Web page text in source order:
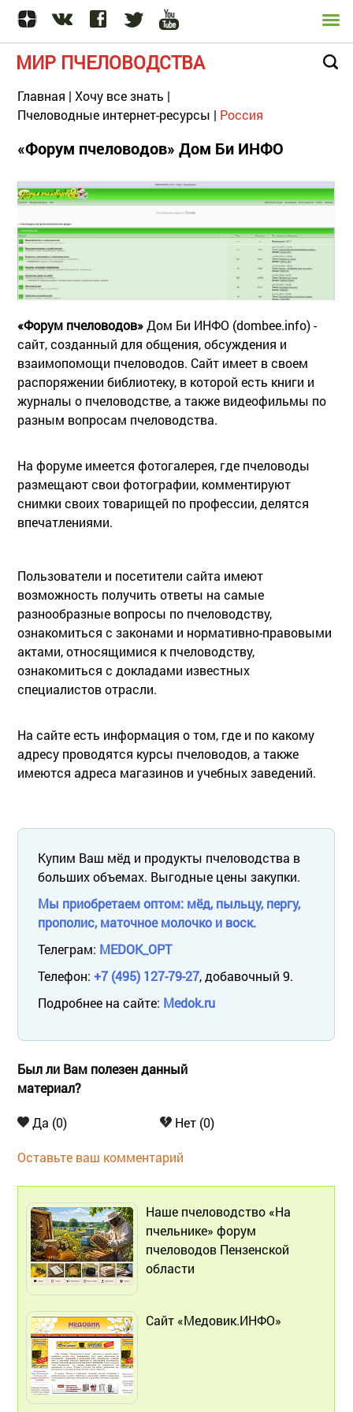
МИР ПЧЕЛОВОДСТВА
Главная | Хочу все знать |
Пчеловодные интернет-ресурсы | Россия
«Форум пчеловодов» Дом Би ИНФО
«Форум пчеловодов»Дом Би ИНФО (dombee.info) -
сайт, созданный для общения, обсуждения и
взаимопомощи пчеловодов. Сайт имеет в своем
распоряжении библиотеку, в которой есть книги и
журналы о пчеловодстве, а также видеофильмы по
разным вопросам пчеловодства.
На форуме имеется фотогалерея, где пчеловоды
размещают свои фотографии, комментируют
снимки своих товарищей по профессии, делятся
впечатлениями.
Пользователи и посетители сайта имеют
возможность получить ответы на самые
разнообразные вопросы по пчеловодству,
ознакомиться с законами и нормативно-правовыми
актами, относящимися к пчеловодству,
ознакомиться с докладами известных
специалистов отрасли.
На сайте есть информация о том, где и по какому
адресу проводятся курсы пчеловодов, а также
имеются адреса магазинов и учебных заведений.
Купим Ваш мёд и продукты пчеловодства в
больших объемах. Выгодные цены закупки.
Мы приобретаем оптом: мёд, пыльцу, пергу,
прополис, маточное молочко и воск.
Телеграм: MEDOK_OPT
Телефон: +7 (495) 127-79-27, добавочный 9.
Подробнее на сайте: Medok.ru
Был ли Вам полезен данный
материал?
Да (0) Нет (0)
Оставьте ваш комментарий
Наше пчеловодство «На
пчельнике» форум
пчеловодов Пензенской
области
Сайт «Медовик.ИНФО»